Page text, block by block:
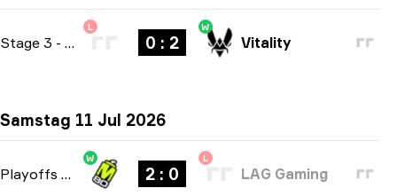
Stage 3 - bo3
L
0 : 2
W
Vitality
Samstag 11 Jul 2026
Playoffs bo3
W
2 : 0
L
LAG Gaming